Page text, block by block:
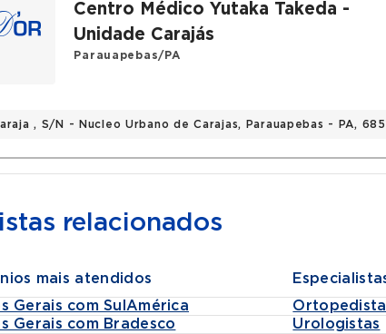
Centro Médico Yutaka Takeda -
Unidade Carajás
Parauapebas/PA
, S/N - Nucleo Urbano de Carajas, Parauapebas - PA,
relacionados
mais atendidos
Gerais com SulAmérica
Gerais com Bradesco
Urologistas